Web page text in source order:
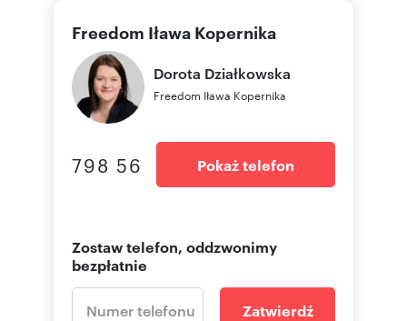
Freedom Iława Kopernika
Dorota Działkowska
Freedom Iława Kopernika
798 56 Pokaż telefon
Zostaw telefon, oddzwonimy
bezpłatnie
Zatwierdź